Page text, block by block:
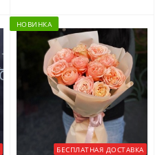
НОВИНКА
БЕСПЛАТНАЯ ДОСТАВКА